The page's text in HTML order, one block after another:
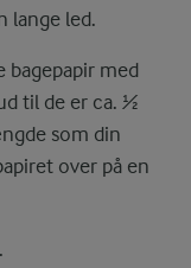
lange led.
bagepapir med
til de er ca. ½
som din
over på en